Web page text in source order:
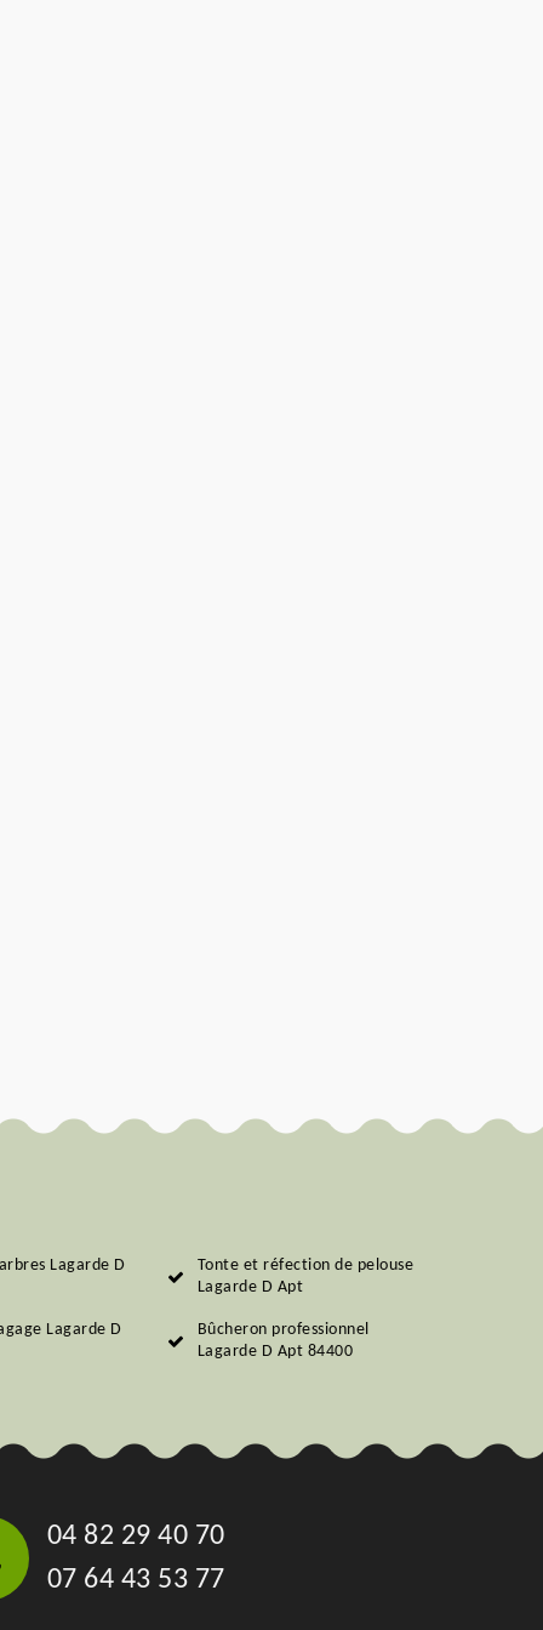
Lagarde D
Tonte et réfection de pelouse
Lagarde D Apt
Lagarde D
Bûcheron professionnel
Lagarde D Apt 84400
04 82 29 40 70
07 64 43 53 77